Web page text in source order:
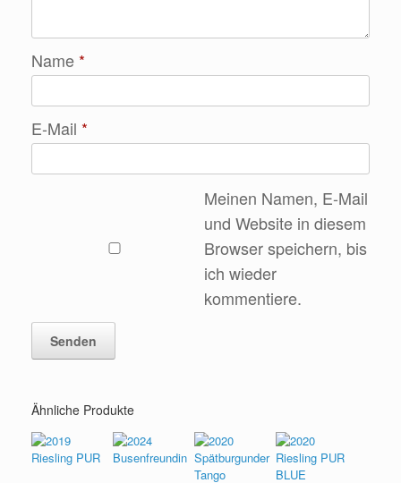
Name *
E-Mail *
Meinen Namen, E-Mail
und Website in diesem
Browser speichern, bis
ich wieder
kommentiere.
Ähnliche Produkte